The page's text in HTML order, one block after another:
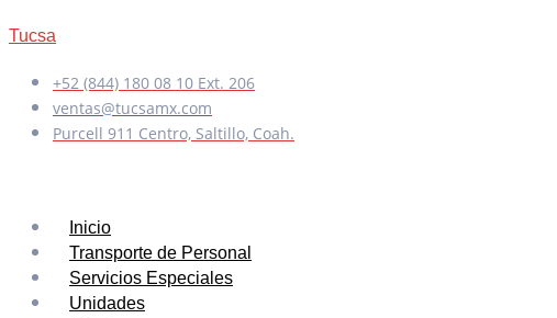
Tucsa
+52 (844) 180 08 10 Ext. 206
ventas@tucsamx.com
Purcell 911 Centro, Saltillo, Coah.
Inicio
Transporte de Personal
Servicios Especiales
Unidades